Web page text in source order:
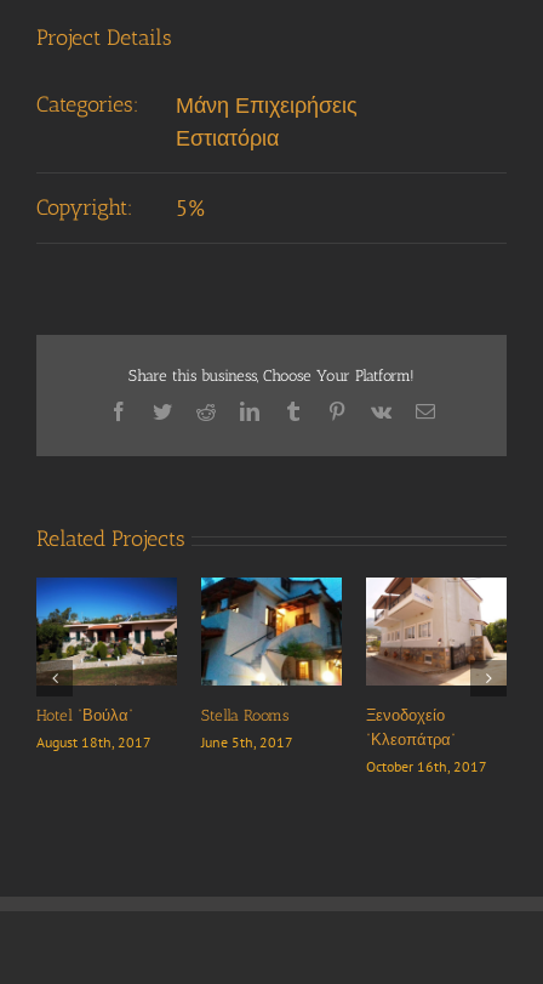
Project Details
Categories:
Μάνη Επιχειρήσεις
Εστιατόρια
Copyright: 5%
Share this business, Choose Your Platform!
Facebook
TwitterRedditLinkedInTumblr Pinterest
Vk Email
Related Projects
Hotel “Βούλα”
August 18th, 2017
Stella Rooms
June 5th, 2017
Ξενοδοχείο
“Κλεοπάτρα”
October 16th, 2017